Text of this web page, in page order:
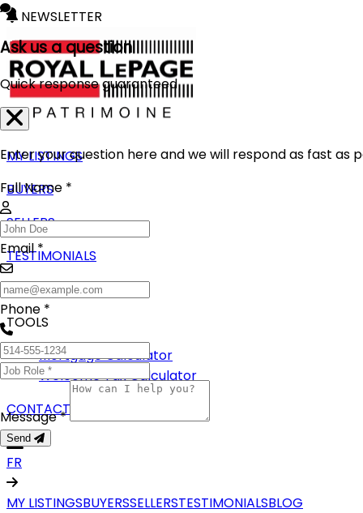
NEWSLETTER
MY LISTINGS
BUYERS
SELLERS
TESTIMONIALS
BLOG
TOOLS
Mortgage Calculator
Welcome Tax Calculator
CONTACT
FR
MY LISTINGSBUYERSSELLERSTESTIMONIALSBLOG
Ask us a question
Quick response guaranteed
Enter your question here and we will respond as fast as
Full Name *
Email *
Phone *
Message *
Send